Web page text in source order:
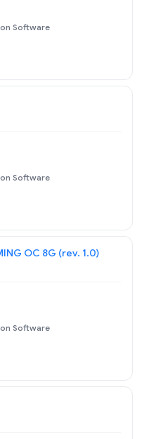
Software
Software
OC 8G (rev. 1.0)
Software